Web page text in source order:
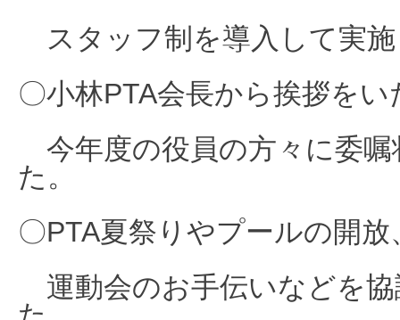
スタッフ制を導入して実
〇小林PTA会長から挨拶を
今年度の役員の方々に委
た。
〇PTA夏祭りやプールの開放
運動会のお手伝いなどを